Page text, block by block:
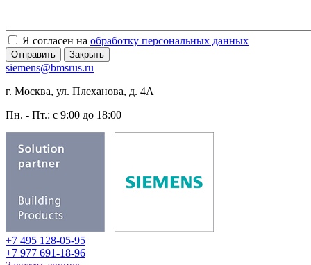
Я согласен на обработку персональных данных
Отправить Закрыть
siemens@bmsrus.ru
г. Москва, ул. Плеханова, д. 4А
Пн. - Пт.: c 9:00 до 18:00
+7 495 128-05-95
+7 977 691-18-96